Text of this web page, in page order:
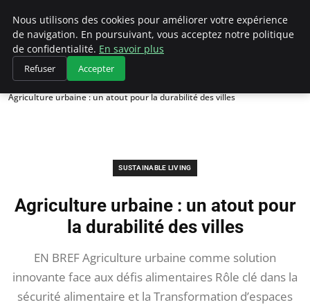
Climategatecountryclub.com
Accueil
Sustainable Living
Agriculture urbaine : un atout pour la durabilité des villes
SUSTAINABLE LIVING
Agriculture urbaine : un atout pour
la durabilité des villes
EN BREF Agriculture urbaine comme solution
innovante face aux défis alimentaires Rôle clé dans la
sécurité alimentaire et la Transformation d’espaces
Nous utilisons des cookies pour améliorer votre expérience
de navigation. En poursuivant, vous acceptez notre politique
de confidentialité. En savoir plus
Refuser Accepter